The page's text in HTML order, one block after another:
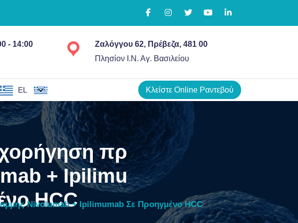
- 14:00
Ζαλόγγου 62, Πρέβεζα, 481 00
Πλησίον Ι.Ν. Αγ. Βασιλείου
EL Κλείστε Online Ραντεβού
πρ
+ Ipilimu
HCC
Nivolumab + Ipilimumab Σε Προηγμένο HCC